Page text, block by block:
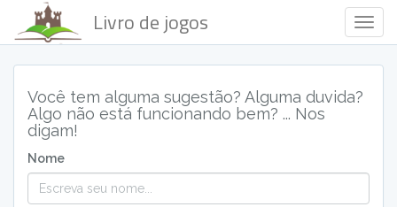
Livro de jogos
Você tem alguma sugestão? Alguma duvida?
Algo não está funcionando bem? ... Nos
digam!
Nome